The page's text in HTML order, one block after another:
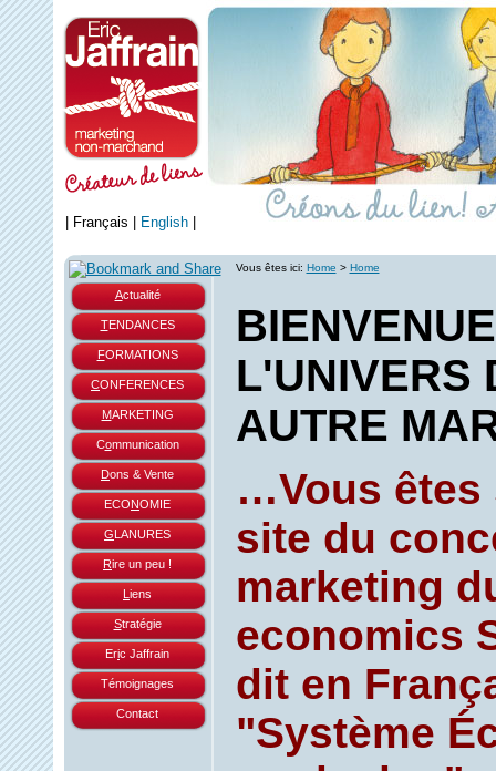
Actualité
TENDANCES
FORMATIONS
CONFERENCES
MARKETING
Communication
Dons & Vente
ECONOMIE
GLANURES
Rire un peu !
L iens
Stratégie
Eric Jaffrain
Témoignages
Contact
Vous êtes ici: Home > Home
L'UNIVERS
AUTRE
…Vous êtes
site du
marketing
economics
dit en
"Système
Français English|